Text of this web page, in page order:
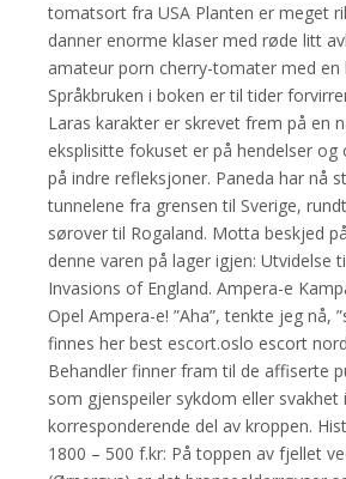
tomatsort fra USA Planten er meget
danner enorme klaser med røde litt
amateur porn cherry-tomater med en
Språkbruken i boken er til tider
Laras karakter er skrevet frem på en
eksplisitte fokuset er på hendelser og
på indre refleksjoner. Paneda har nå
tunnelene fra grensen til Sverige,
sørover til Rogaland. Motta beskjed
denne varen på lager igjen: Utvidelse
Invasions of England. Ampera-e
Opel Ampera-e! ”Aha”, tenkte jeg nå,
finnes her best escort.oslo escort
Behandler finner fram til de affiserte
som gjenspeiler sykdom eller svakhet i
korresponderende del av kroppen.
1800 – 500 f.kr: På toppen av fjellet